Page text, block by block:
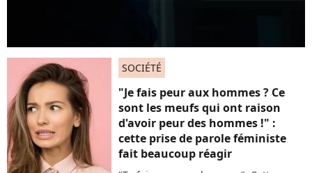
SOCIÉTÉ
"Je fais peur aux hommes ? Ce
sont les meufs qui ont raison
d'avoir peur des hommes !" :
cette prise de parole féministe
fait beaucoup réagir